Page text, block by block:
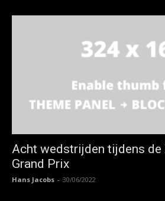
Acht wedstrijden tijdens
Grand Prix
Hans Jacobs - 30/06/2022